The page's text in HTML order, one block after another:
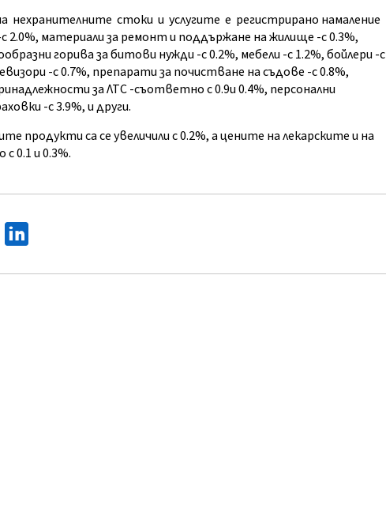
нехранителните стоки и услугите е регистрирано намаление
2.0%, материали за ремонт и поддържане на жилище -с 0.3%,
горива за битови нужди -с 0.2%, мебели -с 1.2%, бойлери -с
-с 0.7%, препарати за почистване на съдове -с 0.8%,
за ЛТС -съответно с 0.9и 0.4%, персонални
-с 3.9%, и други.
продукти са се увеличили с 0.2%, а цените на лекарските и на
0.1 и 0.3%.